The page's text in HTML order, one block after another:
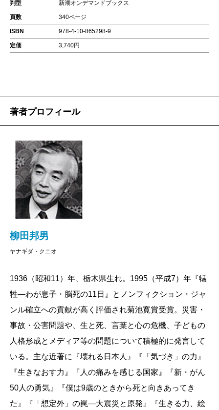
判型 新潮オンデマンドブックス
頁数 340ページ
ISBN 978-4-10-865298-9
定価 3,740円
著者プロフィール
柳田邦男
ヤナギダ・クニオ
1936（昭和11）年、栃木県生れ。1995（平成7）年『犠
牲―わが息子・脳死の11日』とノンフィクション・ジャ
ンル確立への貢献が高く評価され菊池寛賞受賞。災害・
事故・公害問題や、生と死、言葉と心の危機、子どもの
人格形成とメディア等の問題について積極的に発言して
いる。主な近著に『壊れる日本人』『「気づき」の力』
『生きなおす力』『人の痛みを感じる国家』『新・がん
50人の勇気』『僕は9歳のときから死と向きあってき
た』『「想定外」の罠―大震災と原発』『生きる力、絵